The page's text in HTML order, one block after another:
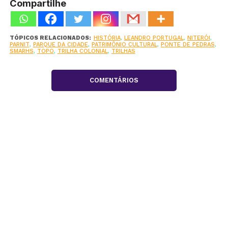
Compartilhe
TÓPICOS RELACIONADOS: HISTÓRIA, LEANDRO PORTUGAL, NITERÓI,
PARNIT, PARQUE DA CIDADE, PATRIMÔNIO CULTURAL, PONTE DE PEDRAS,
SMARHS, TOPO, TRILHA COLONIAL, TRILHAS
COMENTÁRIOS